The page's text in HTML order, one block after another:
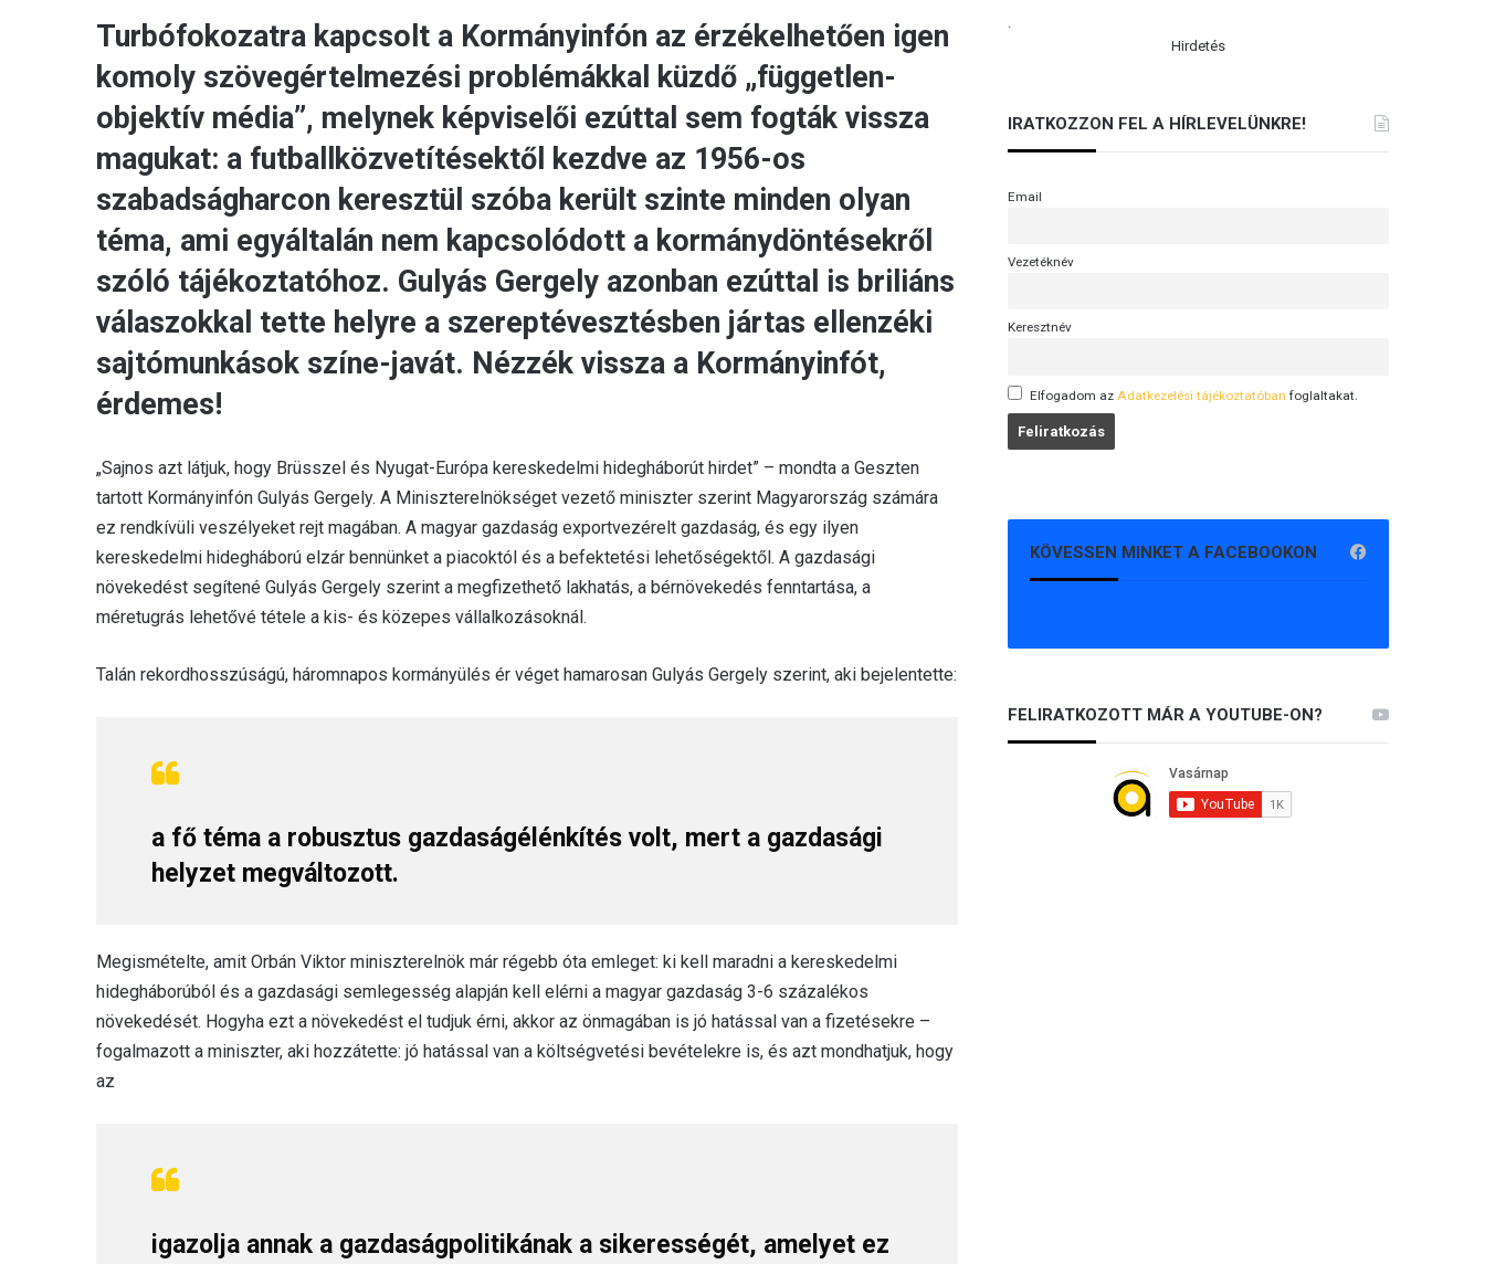
Turbófokozatra kapcsolt a Kormányinfón az érzékelhetően igen
komoly szövegértelmezési problémákkal küzdő „független-
objektív média”, melynek képviselői ezúttal sem fogták vissza
magukat: a futballközvetítésektől kezdve az 1956-os
szabadságharcon keresztül szóba került szinte minden olyan
téma, ami egyáltalán nem kapcsolódott a kormánydöntésekről
szóló tájékoztatóhoz. Gulyás Gergely azonban ezúttal is briliáns
válaszokkal tette helyre a szereptévesztésben jártas ellenzéki
sajtómunkások színe-javát. Nézzék vissza a Kormányinfót,
érdemes!
„Sajnos azt látjuk, hogy Brüsszel és Nyugat-Európa kereskedelmi hidegháborút hirdet” – mondta a Geszten
tartott Kormányinfón Gulyás Gergely. A Miniszterelnökséget vezető miniszter szerint Magyarország számára
ez rendkívüli veszélyeket rejt magában. A magyar gazdaság exportvezérelt gazdaság, és egy ilyen
kereskedelmi hidegháború elzár bennünket a piacoktól és a befektetési lehetőségektől. A gazdasági
növekedést segítené Gulyás Gergely szerint a megfizethető lakhatás, a bérnövekedés fenntartása, a
méretugrás lehetővé tétele a kis- és közepes vállalkozásoknál.
Talán rekordhosszúságú, háromnapos kormányülés ér véget hamarosan Gulyás Gergely szerint, aki bejelentette:
a fő téma a robusztus gazdaságélénkítés volt, mert a gazdasági
helyzet megváltozott.
Megismételte, amit Orbán Viktor miniszterelnök már régebb óta emleget: ki kell maradni a kereskedelmi
hidegháborúból és a gazdasági semlegesség alapján kell elérni a magyar gazdaság 3-6 százalékos
növekedését. Hogyha ezt a növekedést el tudjuk érni, akkor az önmagában is jó hatással van a fizetésekre –
fogalmazott a miniszter, aki hozzátette: jó hatással van a költségvetési bevételekre is, és azt mondhatjuk, hogy
az
igazolja annak a gazdaságpolitikának a sikerességét, amelyet ez
.
Hirdetés
IRATKOZZON FEL A HÍRLEVELÜNKRE!
Email
Vezetéknév
Keresztnév
Elfogadom az Adatkezelési tájékoztatóban foglaltakat.
KÖVESSEN MINKET A FACEBOOKON
FELIRATKOZOTT MÁR A YOUTUBE-ON?